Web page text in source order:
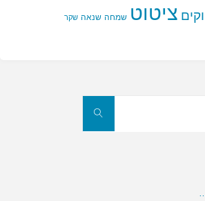
ציטוט שמחה שנאה שקר
חפשו